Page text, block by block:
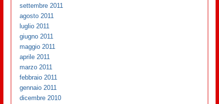
settembre 2011
agosto 2011
luglio 2011
giugno 2011
maggio 2011
aprile 2011
marzo 2011
febbraio 2011
gennaio 2011
dicembre 2010